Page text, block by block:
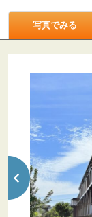
写真でみる